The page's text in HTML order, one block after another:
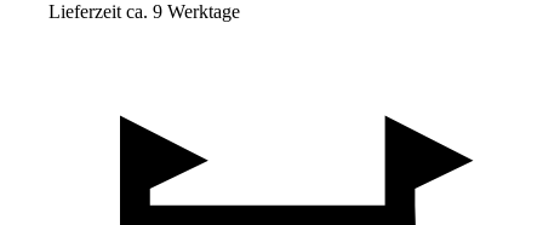
Lieferzeit ca. 9 Werktage